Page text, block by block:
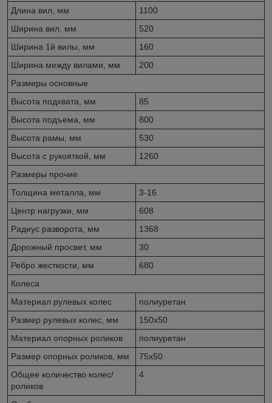
Длина вил, мм
1100
Ширина вил, мм
520
Ширина 1й вилы, мм
160
Ширина между вилами, мм
200
Размеры основные
Высота подхвата, мм
85
Высота подъема, мм
800
Высота рамы, мм
530
Высота с рукояткой, мм
1260
Размеры прочие
Толщина металла, мм
3-16
Центр нагрузки, мм
608
Радиус разворота, мм
1368
Дорожный просвет, мм
30
Ребро жесткости, мм
680
Колеса
Материал рулевых колес
полиуретан
Размер рулевых колес, мм
150x50
Материал опорных роликов
полиуретан
Размер опорных роликов, мм
75x50
Общее количество колес/
роликов
4